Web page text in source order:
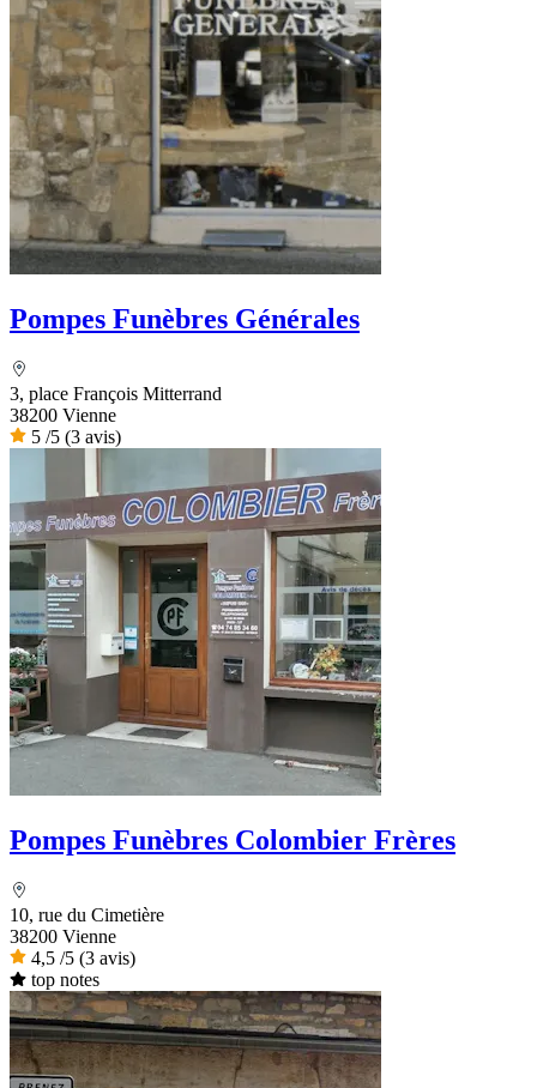
Pompes Funèbres Générales
3, place François Mitterrand
38200 Vienne
5 /5 (3 avis)
Pompes Funèbres Colombier Frères
10, rue du Cimetière
38200 Vienne
4,5 /5 (3 avis)
top notes